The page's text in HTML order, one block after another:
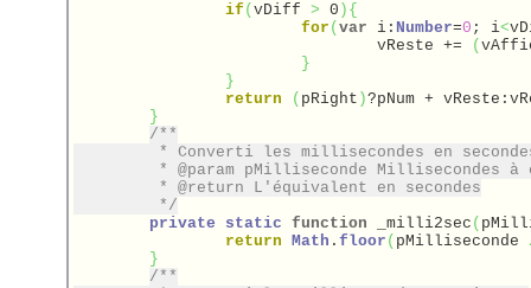
if ( vDiff > 0 ) {
for ( var i: Number=0 ; i<
				vReste +=
(
}
}
return
( pRight )?pNum +
}
/**
	 */
private
static function _milli2sec (
return Math . floor ( pMilliseconde
}
/**